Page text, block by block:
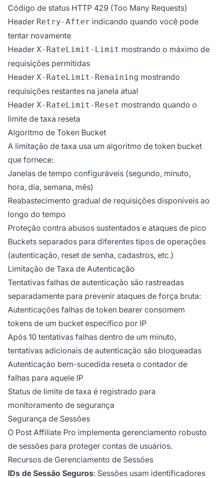
Código de status HTTP 429 (Too Many Requests)
Header Retry-After indicando quando você pode
tentar novamente
Header X-RateLimit-Limit mostrando o máximo de
requisições permitidas
Header X-RateLimit-Remaining mostrando
requisições restantes na janela atual
Header X-RateLimit-Reset mostrando quando o
limite de taxa reseta
Algoritmo de Token Bucket
A limitação de taxa usa um algoritmo de token bucket
que fornece:
Janelas de tempo configuráveis (segundo, minuto,
hora, dia, semana, mês)
Reabastecimento gradual de requisições disponíveis ao
longo do tempo
Proteção contra abusos sustentados e ataques de pico
Buckets separados para diferentes tipos de operações
(autenticação, reset de senha, cadastros, etc.)
Limitação de Taxa de Autenticação
Tentativas falhas de autenticação são rastreadas
separadamente para prevenir ataques de força bruta:
Autenticações falhas de token bearer consomem
tokens de um bucket específico por IP
Após 10 tentativas falhas dentro de um minuto,
tentativas adicionais de autenticação são bloqueadas
Autenticação bem-sucedida reseta o contador de
falhas para aquele IP
Status de limite de taxa é registrado para
monitoramento de segurança
Segurança de Sessões
O Post Affiliate Pro implementa gerenciamento robusto
de sessões para proteger contas de usuários.
Recursos de Gerenciamento de Sessões
IDs de Sessão Seguros: Sessões usam identificadores